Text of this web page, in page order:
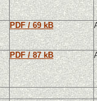
PDF / 69 kB
PDF / 87 kB